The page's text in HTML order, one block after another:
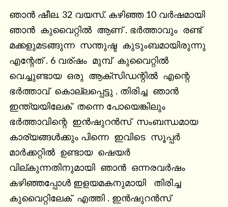
ഞാൻ ഷീല. 32 വയസ്. കഴിഞ്ഞ 10 വർഷമായി
ഞാൻ  കുവൈറ്റിൽ  ആണ് . ഭർത്താവും  രണ്ട്
മക്കളുമടങ്ങുന്ന  സന്തുഷ്ട  കുടുംബമായിരുന്നു
എന്റേത് . 6 വര്ഷം  മുമ്പ്  കുവൈറ്റിൽ
വെച്ചുണ്ടായ  ഒരു  ആക്‌സിഡന്റിൽ  എന്റെ
ഭർത്താവ്  കൊല്ലപ്പെട്ടു . തിരിച്ച  ഞാൻ
ഇന്ത്യയിലേക്  തന്നെ പോയെങ്കിലും
ഭർത്താവിന്റെ  ഇൻഷുറൻസ്  സംബന്ധമായ
കാര്യങ്ങൾക്കും പിന്നെ  ഇവിടെ  സൂപ്പർ
മാർക്കറ്റിൽ  ഉണ്ടായ  ഷെയർ
വില്കുന്നതിനുമായി  ഞാൻ  ഒന്നരവർഷം
കഴിഞ്ഞപ്പോൾ ഇളയമകനുമായി   തിരിച്ച
കുവൈറ്റിലേക്  എത്തി . ഇൻഷുറൻസ്